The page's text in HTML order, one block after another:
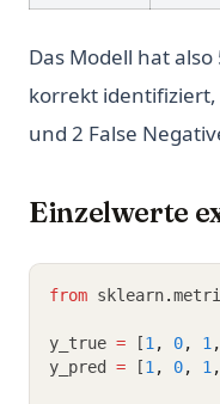
Das Modell hat
korrekt identifiziert,
und 2 False
Einzelwerte
from sklearn.
y_true = [1 , 0, 1 ,
y_pred = [1 , 0, 1 ,